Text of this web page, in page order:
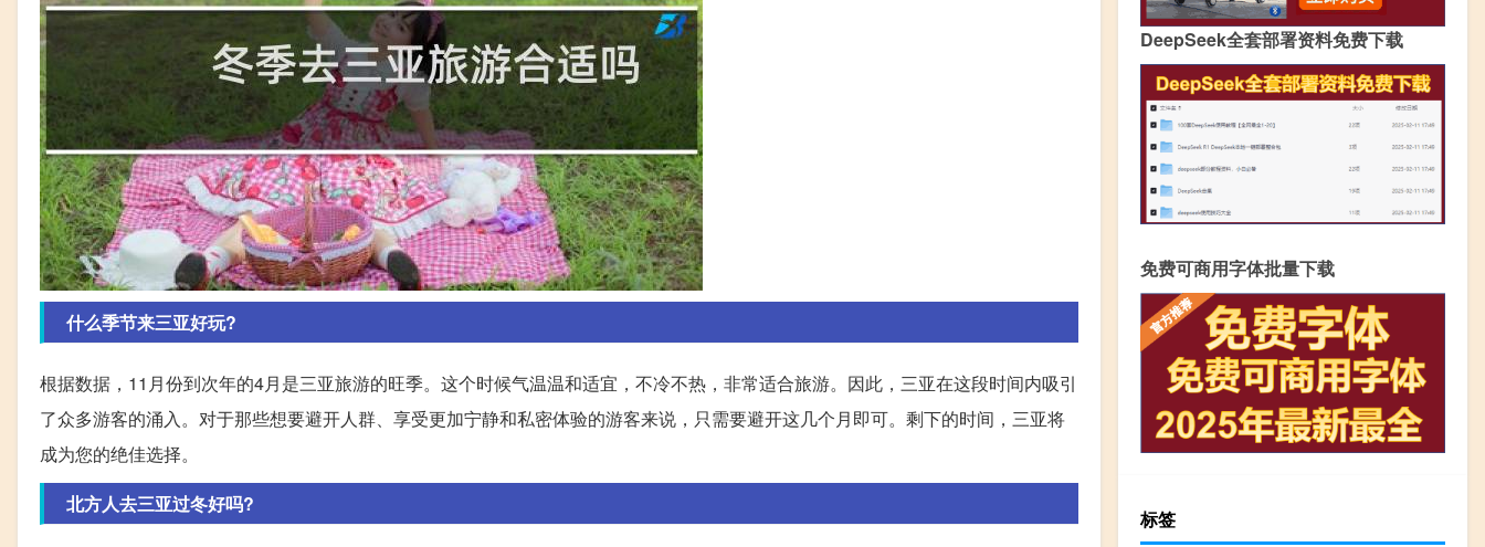
什么季节来三亚好玩?
根据数据，11月份到次年的4月是三亚旅游的旺季。这个时候气温温和适宜，不冷不热，非常适合旅游。因此，三亚在这段时间内吸引
了众多游客的涌入。对于那些想要避开人群、享受更加宁静和私密体验的游客来说，只需要避开这几个月即可。剩下的时间，三亚将
成为您的绝佳选择。
北方人去三亚过冬好吗?
DeepSeek全套部署资料免费下载
免费可商用字体批量下载
标签